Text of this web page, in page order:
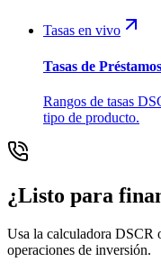
Tasas en vivo
Tasas de
Rangos de tasas
tipo de producto.
¿Listo para
Usa la calculadora DSCR
operaciones de inversión.